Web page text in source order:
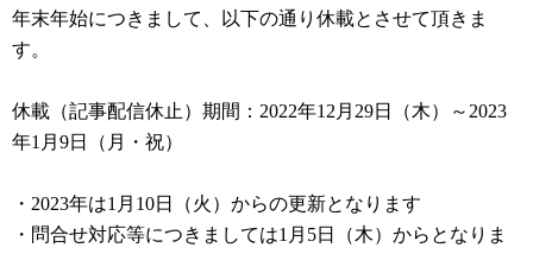
年末年始につきまして、以下の通り休載とさせて頂きま
す。
休載（記事配信休止）期間：2022年12月29日（木）～2023
年1月9日（月・祝）
・2023年は1月10日（火）からの更新となります
・問合せ対応等につきましては1月5日（木）からとなりま